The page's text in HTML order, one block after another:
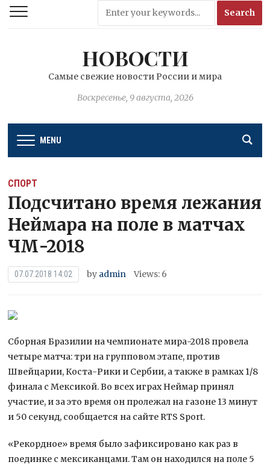
НОВОСТИ
Самые свежие новости России и мира
Воскресенье, 9 августа, 2026
MENU
СПОРТ
Подсчитано время лежания
Неймара на поле в матчах
ЧМ-2018
07.07.2018 14:02 by admin Views: 6
Сборная Бразилии на чемпионате мира-2018 провела
четыре матча: три на групповом этапе, против
Швейцарии, Коста-Рики и Сербии, а также в рамках 1/8
финала с Мексикой. Во всех играх Неймар принял
участие, и за это время он пролежал на газоне 13 минут
и 50 секунд, сообщается на сайте RTS Sport.
«Рекордное» время было зафиксировано как раз в
поединке с мексиканцами. Там он находился на поле 5